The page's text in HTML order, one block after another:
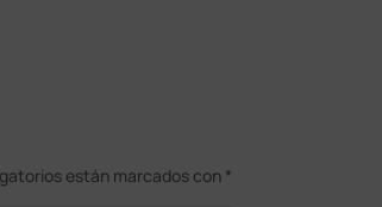
están marcados con *